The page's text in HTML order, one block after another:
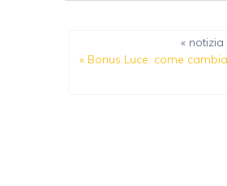
«
« Bonus Luce: come